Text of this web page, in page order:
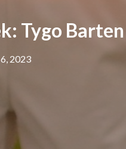
Tygo Barten
2023